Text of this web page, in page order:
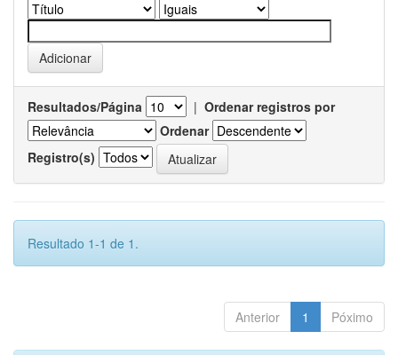
Resultados/Página | Ordenar registros por
Ordenar
Registro(s)
Resultado 1-1 de 1.
Anterior 1 Póximo